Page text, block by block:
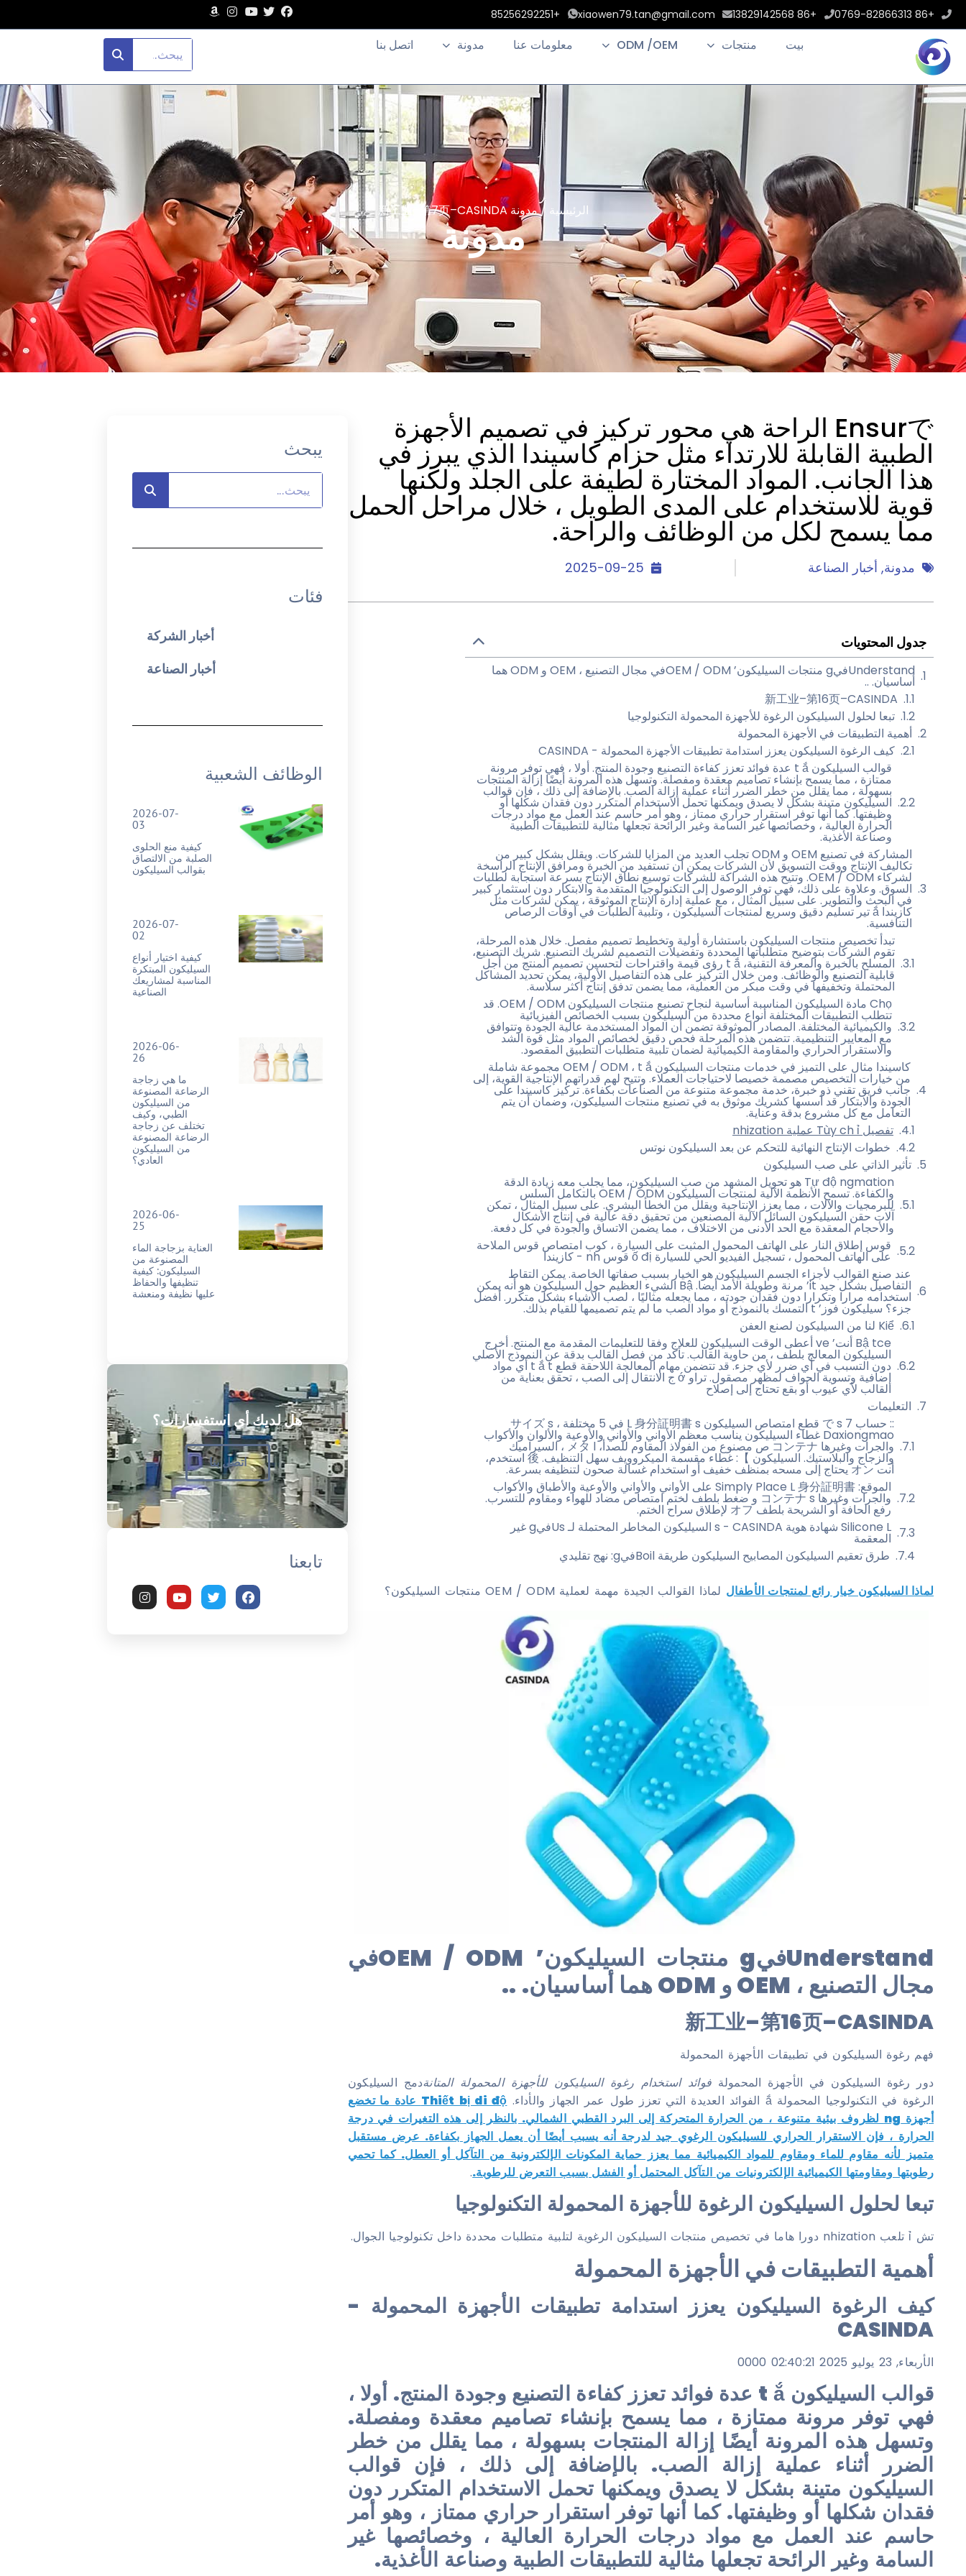
+86 0769-82866313
+86 13829142568
xiaowen79.tan@gmail.com
+85256292251
بيت منتجات ODM /OEM معلومات عنا مدونة اتصل بنا
الرئيسية /مدونة新工业–第7页–CASINDA
مدونة
Ensurで الراحة هي محور تركيز في تصميم الأجهزة
الطبية القابلة للارتداء مثل حزام كاسيندا الذي يبرز في
هذا الجانب. المواد المختارة لطيفة على الجلد ولكنها
قوية للاستخدام على المدى الطويل ، خلال مراحل الحمل
مما يسمح لكل من الوظائف والراحة.
مدونة, أخبار الصناعة 2025-09-25
جدول المحتويات
Understandفيg منتجات السيليكون’ OEM / ODMفي مجال التصنيع ، OEM و ODM هما
أساسيان. ..
新工业–第16页–CASINDA
تبعا لحلول السيليكون الرغوة للأجهزة المحمولة التكنولوجيا
أهمية التطبيقات في الأجهزة المحمولة
كيف الرغوة السيليكون يعزز استدامة تطبيقات الأجهزة المحمولة - CASINDA
قوالب السيليكون t ắ عدة فوائد تعزز كفاءة التصنيع وجودة المنتج. أولا ، فهي توفر مرونة
ممتازة ، مما يسمح بإنشاء تصاميم معقدة ومفصلة. وتسهل هذه المرونة أيضًا إزالة المنتجات
بسهولة ، مما يقلل من خطر الضرر أثناء عملية إزالة الصب. بالإضافة إلى ذلك ، فإن قوالب
السيليكون متينة بشكل لا يصدق ويمكنها تحمل الاستخدام المتكرر دون فقدان شكلها أو
وظيفتها. كما أنها توفر استقرار حراري ممتاز ، وهو أمر حاسم عند العمل مع مواد درجات
الحرارة العالية ، وخصائصها غير السامة وغير الرائحة تجعلها مثالية للتطبيقات الطبية
وصناعة الأغذية.
المشاركة في تصنيع OEM و ODM تجلب العديد من المزايا للشركات. ويقلل بشكل كبير من
تكاليف الإنتاج ووقت التسويق لأن الشركات يمكن أن تستفيد من الخبرة ومرافق الإنتاج الراسخة
لشركاء OEM / ODM. وتتيح هذه الشراكة للشركات توسيع نطاق الإنتاج بسرعة استجابة لطلبات
السوق. وعلاوة على ذلك، فهي توفر الوصول إلى التكنولوجيا المتقدمة والابتكار دون استثمار كبير
في البحث والتطوير. على سبيل المثال ، مع عملية إدارة الإنتاج الموثوقة ، يمكن لشركات مثل
كازيندا ắ تير تسليم دقيق وسريع لمنتجات السيليكون ، وتلبية الطلبات في أوقات الرصاص
التنافسية.
تبدأ تخصيص منتجات السيليكون باستشارة أولية وتخطيط تصميم مفصل. خلال هذه المرحلة،
تقوم الشركات بتوضيح متطلباتها المحددة وتفضيلات التصميم لشريك التصنيع. شريك التصنيع،
المسلح بالخبرة والمعرفة التقنية، t ắ رؤى قيمة واقتراحات لتحسين تصميم المنتج من أجل
قابلية التصنيع والوظائف. ومن خلال التركيز على هذه التفاصيل الأولية، يمكن تحديد المشاكل
المحتملة وتخفيفها في وقت مبكر من العملية، مما يضمن تدفق إنتاج أكثر سلاسة.
Chọ مادة السيليكون المناسبة أساسية لنجاح تصنيع منتجات السيليكون OEM / ODM. قد
تتطلب التطبيقات المختلفة أنواع محددة من السيليكون بسبب الخصائص الفيزيائية
والكيميائية المختلفة. المصادر الموثوقة تضمن أن المواد المستخدمة عالية الجودة وتتوافق
مع المعايير التنظيمية. تتضمن هذه المرحلة فحص دقيق لخصائص المواد مثل قوة الشد
والاستقرار الحراري والمقاومة الكيميائية لضمان تلبية متطلبات التطبيق المقصود.
كاسيندا مثال على التميز في خدمات منتجات السيليكون OEM / ODM ، t ắ مجموعة شاملة
من خيارات التخصيص مصممة خصيصا لاحتياجات العملاء. وتتيح لهم قدراتهم الإنتاجية القوية، إلى
جانب فريق تقني ذو خبرة، خدمة مجموعة متنوعة من الصناعات بكفاءة. تركيز كاسيندا على
الجودة والابتكار قد أسسها كشريك موثوق به في تصنيع منتجات السيليكون، وضمان أن يتم
التعامل مع كل مشروع بدقة وعناية.
تفصيل Tùy ch ỉ عملية nhization
خطوات الإنتاج النهائية للتحكم عن بعد السيليكون نوتس
تأثير الذاتي على صب السيليكون
Tự độ ngmation هو تحويل المشهد من صب السيليكون، مما يجلب معه زيادة الدقة
والكفاءة. تسمح الأنظمة الآلية لمنتجات السيليكون OEM / ODM بالتكامل السلس
للبرمجيات والآلات ، مما يعزز الإنتاجية ويقلل من الخطأ البشري. على سبيل المثال ، تمكن
آلات حقن السيليكون السائل الآلية المصنعين من تحقيق دقة عالية في إنتاج الأشكال
والأحجام المعقدة مع الحد الأدنى من الاختلاف ، مما يضمن الاتساق والجودة في كل دفعة.
قوس إطلاق النار على الهاتف المحمول المثبت على السيارة ، كوب امتصاص قوس الملاحة
على الهاتف المحمول ، تسجيل الفيديو الحي للسيارة ố đị قوس nh - كازيندا
عند صنع القوالب لأجزاء الجسم السيليكون هو الخيار بسبب صفاتها الخاصة. يمكن التقاط
التفاصيل بشكل جيد it’ مرنة وطويلة الأمد أيضا. Bậ الشيء العظيم حول السيليكون هو أنه يمكن
استخدامه مرارا وتكرارا دون فقدان جودته ، مما يجعله مثاليًا ، لصب الأشياء بشكل متكرر. أفضل
جزء؟ سيليكون فوز’ t التمسك بالنموذج أو مواد الصب ما لم يتم تصميمها للقيام بذلك.
Kiể لنا من السيليكون لصنع العفن
Bậ tce أنت’ ve أعطى الوقت السيليكون للعلاج وفقا للتعليمات المقدمة مع المنتج. أخرج
السيليكون المعالج بلطف ، من حاوية القالب. تأكد من فصل القالب بدقة عن النموذج الأصلي
دون التسبب في أي ضرر لأي جزء. قد تتضمن مهام المعالجة اللاحقة قطع t ắ t أي مواد
إضافية وتسوية الحواف لمظهر مصقول. تراو ớ ج الانتقال إلى الصب ، تحقق بعناية من
القالب لأي عيوب أو بقع تحتاج إلى إصلاح
التعليمات
:: حساب で s 7 قطع امتصاص السيليكون L 身分証明書 s في 5 مختلفة サイズ s ،
Daxiongmao غطاء السيليكون يناسب معظم الأواني والأواني والأوعية والألوان والأكواب
والجرات وغيرها コンテナ ص مصنوع من الفولاذ المقاوم للصدأ، メタ l ، السيراميك
والزجاج والبلاستيك. السيليكون 】: غطاء مقسمة الميكروويف سهل التنظيف. 後 استخدم،
أنت オン يحتاج إلى مسحه بمنظف خفيف أو استخدام غسالة صحون لتنظيفه بسرعة.
الموقع: Simply Place L 身分証明書 على الأواني والأواني والأوعية والأطباق والأكواب
والجرات وغيرها コンテナ s و ضغط بلطف لختم امتصاص مضاد للهواء ومقاوم للتسرب.
رفع الحافة أو الشريحة بلطف オフ لإطلاق سراح الختم.
Silicone L شهادة هوية s - CASINDA السيليكون المخاطر المحتملة لـ Usفيg غير
المعقمة
طرق تعقيم السيليكون المصابيح السيليكون طريقة Boilفيg: نهج تقليدي
لماذا السيليكون خيار رائع لمنتجات الأطفال لماذا القوالب الجيدة مهمة لعملية OEM / ODM منتجات السيليكون؟
Understandفيg منتجات السيليكون’ OEM / ODMفي
مجال التصنيع ، OEM و ODM هما أساسيان. ..
新工业–第16页–CASINDA
فهم رغوة السيليكون في تطبيقات الأجهزة المحمولة
دور رغوة السيليكون في الأجهزة المحمولةفوائد استخدام رغوة السيليكون للأجهزة المحمولة المتانةدمج السيليكون
الرغوة في التكنولوجيا المحمولة ắ الفوائد العديدة التي تعزز طول عمر الجهاز والأداء.
Thiết bị di độ عادة ما تخضع
أجهزة ng لظروف بيئية متنوعة ، من الحرارة المتحركة إلى البرد القطبي الشمالي. بالنظر إلى هذه التغيرات في درجة
الحرارة ، فإن الاستقرار الحراري للسيليكون الرغوي جيد لدرجة أنه يسبب أيضًا أن يعمل الجهاز بكفاءة. عرض مستقبل
متميز لأنه مقاوم للماء ومقاوم للمواد الكيميائية مما يعزز حماية المكونات الإلكترونية من التآكل أو العطل. كما تحمي
رطوبتها ومقاومتها الكيميائية الإلكترونيات من التآكل المحتمل أو الفشل بسبب التعرض للرطوبة..
تبعا لحلول السيليكون الرغوة للأجهزة المحمولة التكنولوجيا
تش ỉ تلعب nhization دورا هاما في تخصيص منتجات السيليكون الرغوية لتلبية متطلبات محددة داخل تكنولوجيا الجوال.
أهمية التطبيقات في الأجهزة المحمولة
كيف الرغوة السيليكون يعزز استدامة تطبيقات الأجهزة المحمولة -
CASINDA
الأربعاء, 23 يوليو 2025 02:40:21 0000
قوالب السيليكون t ắ عدة فوائد تعزز كفاءة التصنيع وجودة المنتج. أولا ،
فهي توفر مرونة ممتازة ، مما يسمح بإنشاء تصاميم معقدة ومفصلة.
وتسهل هذه المرونة أيضًا إزالة المنتجات بسهولة ، مما يقلل من خطر
الضرر أثناء عملية إزالة الصب. بالإضافة إلى ذلك ، فإن قوالب
السيليكون متينة بشكل لا يصدق ويمكنها تحمل الاستخدام المتكرر دون
فقدان شكلها أو وظيفتها. كما أنها توفر استقرار حراري ممتاز ، وهو أمر
حاسم عند العمل مع مواد درجات الحرارة العالية ، وخصائصها غير
السامة وغير الرائحة تجعلها مثالية للتطبيقات الطبية وصناعة الأغذية.
يبحث
فئات
أخبار الشركة
أخبار الصناعة
الوظائف الشعبية
2026-07-
03
كيفية منع الحلوى
الصلبة من الالتصاق
بقوالب السيليكون
2026-07-
02
كيفية اختيار أنواع
السيليكون المبتكرة
المناسبة لمشاريعك
الصناعية
2026-06-
26
ما هي زجاجة
الرضاعة المصنوعة
من السيليكون
الطبي، وكيف
تختلف عن زجاجة
الرضاعة المصنوعة
من السيليكون
العادي؟
2026-06-
25
العناية بزجاجة الماء
المصنوعة من
السيليكون: كيفية
تنظيفها والحفاظ
عليها نظيفة ومنعشة
هل لديك أي استفسارات؟
اتصل بنا
تابعنا